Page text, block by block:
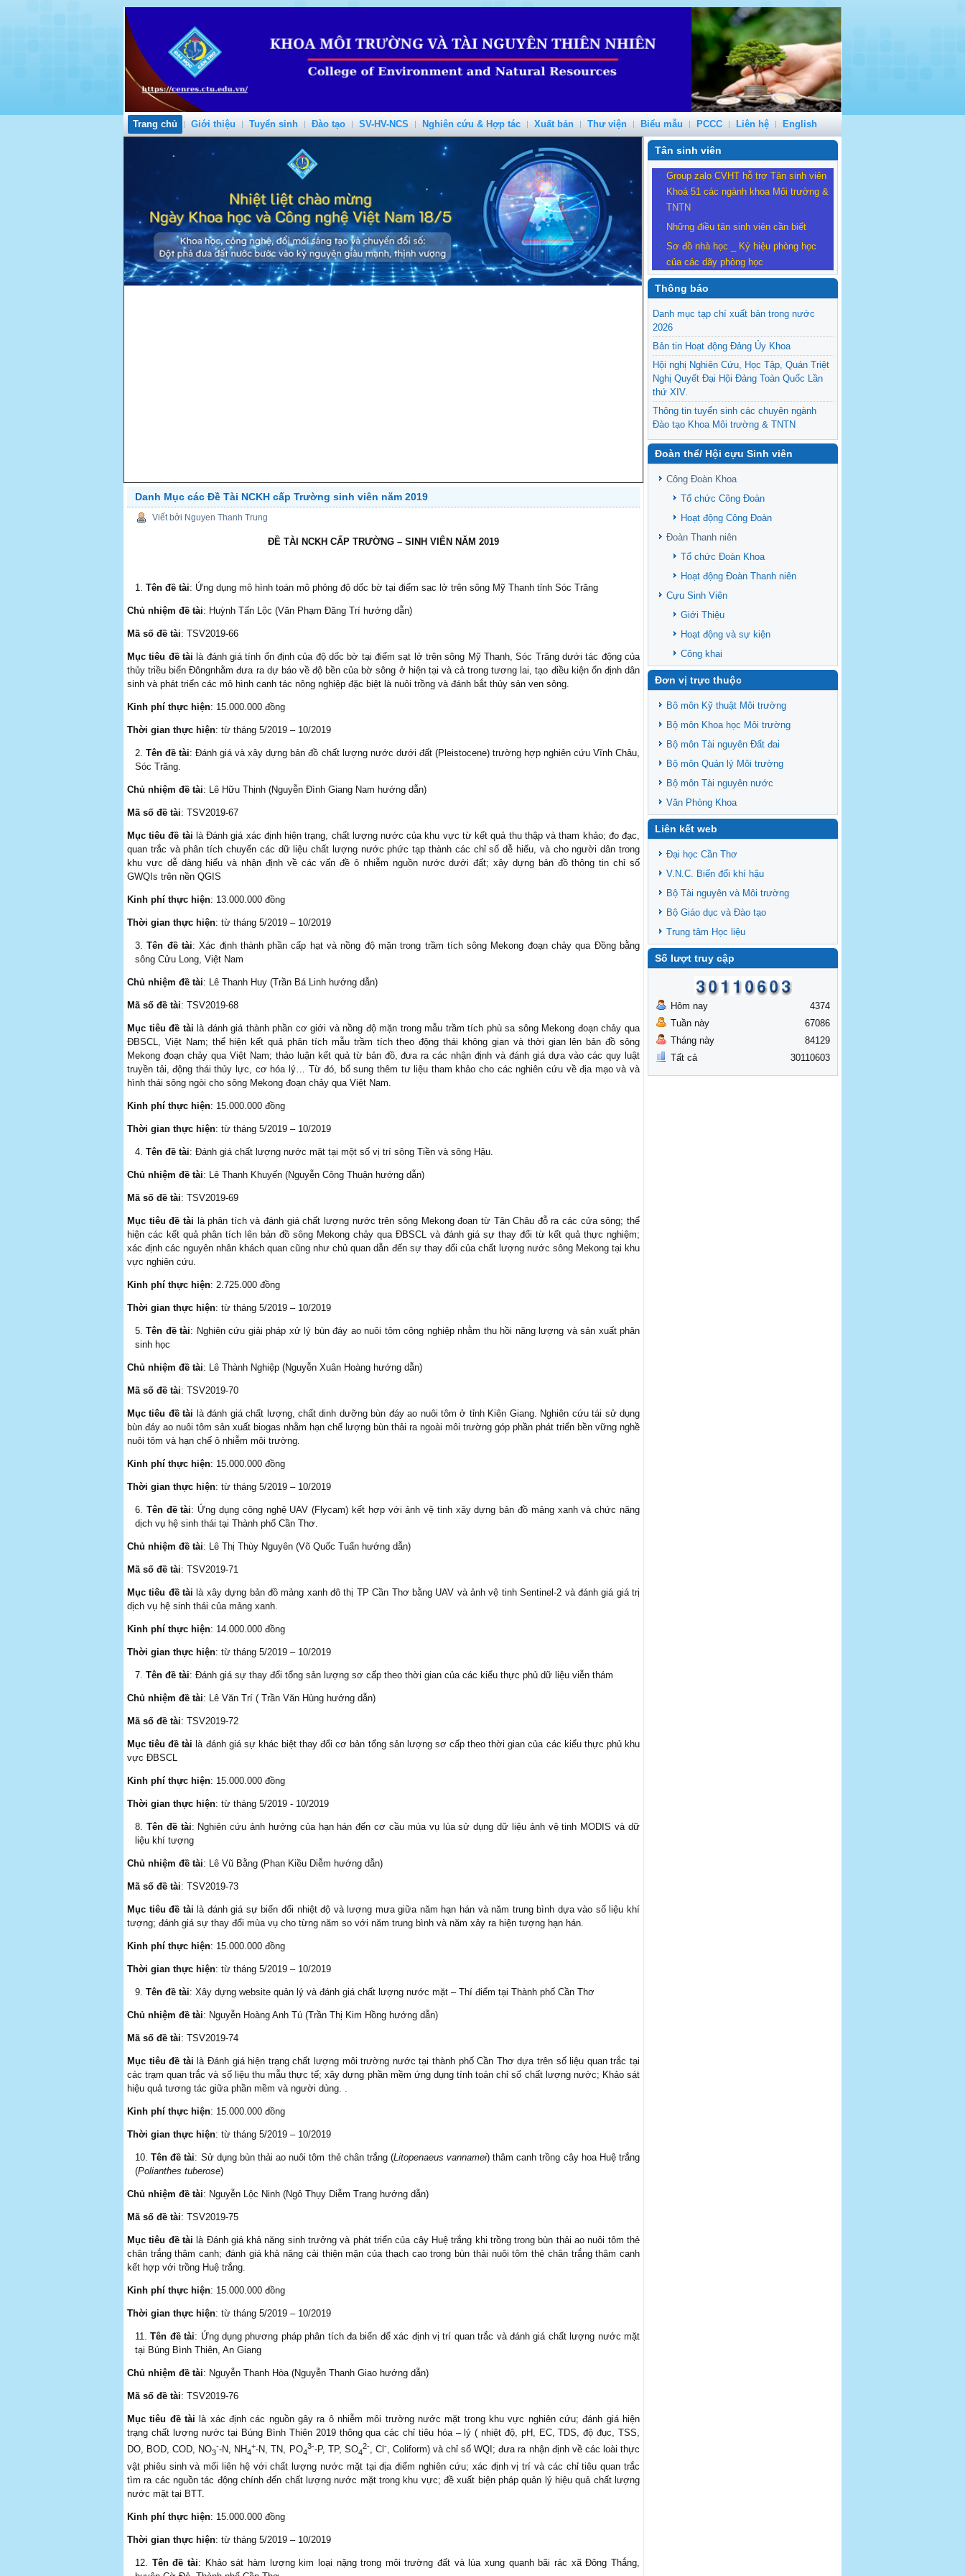
Trang chủ Giới thiệu Tuyển sinh Đào tạo SV-HV-NCS Nghiên cứu & Hợp tác Xuất bản Thư viện Biểu mẫu PCCC Liên hệ English
Danh Mục các Đề Tài NCKH cấp Trường sinh viên năm 2019
Viết bởi Nguyen Thanh Trung
ĐỀ TÀI NCKH CẤP TRƯỜNG – SINH VIÊN NĂM 2019
Tên đề tài: Ứng dụng mô hình toán mô phỏng độ dốc bờ tại điểm sạc lở trên sông Mỹ Thanh tỉnh Sóc Trăng
Chủ nhiệm đề tài: Huỳnh Tấn Lộc (Văn Phạm Đăng Trí hướng dẫn)
Mã số đề tài: TSV2019-66
Mục tiêu đề tài là đánh giá tính ổn định của độ dốc bờ tại điểm sạt lở trên sông Mỹ Thanh, Sóc Trăng dưới tác động của
thủy triều biển Đôngnhằm đưa ra dự báo về độ bền của bờ sông ở hiện tại và cả trong tương lai, tạo điều kiện ổn định dân
sinh và phát triển các mô hình canh tác nông nghiệp đặc biệt là nuôi trồng và đánh bắt thủy sản ven sông.
Kinh phí thực hiện: 15.000.000 đồng
Thời gian thực hiện: từ tháng 5/2019 – 10/2019
Tên đề tài: Đánh giá và xây dựng bản đồ chất lượng nước dưới đất (Pleistocene) trường hợp nghiên cứu Vĩnh Châu,
Sóc Trăng.
Chủ nhiệm đề tài: Lê Hữu Thịnh (Nguyễn Đình Giang Nam hướng dẫn)
Mã số đề tài: TSV2019-67
Mục tiêu đề tài là Đánh giá xác định hiện trạng, chất lượng nước của khu vực từ kết quả thu thập và tham khảo; đo đạc,
quan trắc và phân tích chuyển các dữ liệu chất lượng nước phức tạp thành các chỉ số dễ hiểu, và cho người dân trong
khu vực dễ dàng hiểu và nhận định về các vấn đề ô nhiễm nguồn nước dưới đất; xây dựng bản đồ thông tin chỉ số
GWQIs trên nền QGIS
Kinh phí thực hiện: 13.000.000 đồng
Thời gian thực hiện: từ tháng 5/2019 – 10/2019
Tên đề tài: Xác định thành phần cấp hạt và nồng độ mặn trong trầm tích sông Mekong đoạn chảy qua Đồng bằng
sông Cửu Long, Việt Nam
Chủ nhiệm đề tài: Lê Thanh Huy (Trần Bá Linh hướng dẫn)
Mã số đề tài: TSV2019-68
Mục tiêu đề tài là đánh giá thành phần cơ giới và nồng độ mặn trong mẫu trầm tích phù sa sông Mekong đoạn chảy qua
ĐBSCL, Việt Nam; thể hiện kết quả phân tích mẫu trầm tích theo động thái không gian và thời gian lên bản đồ sông
Mekong đoạn chảy qua Việt Nam; thảo luận kết quả từ bản đồ, đưa ra các nhận định và đánh giá dựa vào các quy luật
truyền tải, động thái thủy lực, cơ hóa lý… Từ đó, bổ sung thêm tư liệu tham khảo cho các nghiên cứu về địa mạo và và
hình thái sông ngòi cho sông Mekong đoạn chảy qua Việt Nam.
Kinh phí thực hiện: 15.000.000 đồng
Thời gian thực hiện: từ tháng 5/2019 – 10/2019
Tên đề tài: Đánh giá chất lượng nước mặt tại một số vị trí sông Tiền và sông Hậu.
Chủ nhiệm đề tài: Lê Thanh Khuyến (Nguyễn Công Thuận hướng dẫn)
Mã số đề tài: TSV2019-69
Mục tiêu đề tài là phân tích và đánh giá chất lượng nước trên sông Mekong đoạn từ Tân Châu đỗ ra các cửa sông; thể
hiện các kết quả phân tích lên bản đồ sông Mekong chảy qua ĐBSCL và đánh giá sự thay đổi từ kết quả thực nghiệm;
xác định các nguyên nhân khách quan cũng như chủ quan dẫn đến sự thay đổi của chất lượng nước sông Mekong tại khu
vực nghiên cứu.
Kinh phí thực hiện: 2.725.000 đồng
Thời gian thực hiện: từ tháng 5/2019 – 10/2019
Tên đề tài: Nghiên cứu giải pháp xử lý bùn đáy ao nuôi tôm công nghiệp nhằm thu hồi năng lượng và sản xuất phân
sinh học
Chủ nhiệm đề tài: Lê Thành Nghiệp (Nguyễn Xuân Hoàng hướng dẫn)
Mã số đề tài: TSV2019-70
Mục tiêu đề tài là đánh giá chất lượng, chất dinh dưỡng bùn đáy ao nuôi tôm ở tỉnh Kiên Giang. Nghiên cứu tái sử dụng
bùn đáy ao nuôi tôm sản xuất biogas nhằm hạn chế lượng bùn thải ra ngoài môi trường góp phần phát triển bền vững nghề
nuôi tôm và hạn chế ô nhiễm môi trường.
Kinh phí thực hiện: 15.000.000 đồng
Thời gian thực hiện: từ tháng 5/2019 – 10/2019
Tên đề tài: Ứng dụng công nghệ UAV (Flycam) kết hợp với ảnh vệ tinh xây dựng bản đồ mảng xanh và chức năng
dịch vụ hệ sinh thái tại Thành phố Cần Thơ.
Chủ nhiệm đề tài: Lê Thị Thùy Nguyên (Võ Quốc Tuấn hướng dẫn)
Mã số đề tài: TSV2019-71
Mục tiêu đề tài là xây dựng bản đồ mảng xanh đô thị TP Cần Thơ bằng UAV và ảnh vệ tinh Sentinel-2 và đánh giá giá trị
dịch vụ hệ sinh thái của mảng xanh.
Kinh phí thực hiện: 14.000.000 đồng
Thời gian thực hiện: từ tháng 5/2019 – 10/2019
Tên đề tài: Đánh giá sự thay đổi tổng sản lượng sơ cấp theo thời gian của các kiểu thực phủ dữ liệu viễn thám
Chủ nhiệm đề tài: Lê Văn Trí ( Trần Văn Hùng hướng dẫn)
Mã số đề tài: TSV2019-72
Mục tiêu đề tài là đánh giá sự khác biệt thay đổi cơ bản tổng sản lượng sơ cấp theo thời gian của các kiểu thực phủ khu
vực ĐBSCL
Kinh phí thực hiện: 15.000.000 đồng
Thời gian thực hiện: từ tháng 5/2019 - 10/2019
Tên đề tài: Nghiên cứu ảnh hưởng của hạn hán đến cơ cầu mùa vụ lúa sử dụng dữ liệu ảnh vệ tinh MODIS và dữ
liệu khí tượng
Chủ nhiệm đề tài: Lê Vũ Bằng (Phan Kiều Diễm hướng dẫn)
Mã số đề tài: TSV2019-73
Mục tiêu đề tài là đánh giá sự biến đổi nhiệt độ và lượng mưa giữa năm hạn hán và năm trung bình dựa vào số liệu khí
tượng; đánh giá sự thay đổi mùa vụ cho từng năm so với năm trung bình và năm xảy ra hiện tượng hạn hán.
Kinh phí thực hiện: 15.000.000 đồng
Thời gian thực hiện: từ tháng 5/2019 – 10/2019
Tên đề tài: Xây dựng website quản lý và đánh giá chất lượng nước mặt – Thí điểm tại Thành phố Cần Thơ
Chủ nhiệm đề tài: Nguyễn Hoàng Anh Tú (Trần Thị Kim Hồng hướng dẫn)
Mã số đề tài: TSV2019-74
Mục tiêu đề tài là Đánh giá hiện trạng chất lượng môi trường nước tại thành phố Cần Thơ dựa trên số liệu quan trắc tại
các trạm quan trắc và số liệu thu mẫu thực tế; xây dựng phần mềm ứng dụng tính toán chỉ số chất lượng nước; Khảo sát
hiệu quả tương tác giữa phần mềm và người dùng. .
Kinh phí thực hiện: 15.000.000 đồng
Thời gian thực hiện: từ tháng 5/2019 – 10/2019
Tên đề tài: Sử dụng bùn thải ao nuôi tôm thẻ chân trắng (Litopenaeus vannamei) thâm canh trồng cây hoa Huệ trắng
(Polianthes tuberose)
Chủ nhiệm đề tài: Nguyễn Lộc Ninh (Ngô Thụy Diễm Trang hướng dẫn)
Mã số đề tài: TSV2019-75
Mục tiêu đề tài là Đánh giá khả năng sinh trưởng và phát triển của cây Huệ trắng khi trồng trong bùn thải ao nuôi tôm thẻ
chân trắng thâm canh; đánh giá khả năng cải thiện mặn của thạch cao trong bùn thải nuôi tôm thẻ chân trắng thâm canh
kết hợp với trồng Huệ trắng.
Kinh phí thực hiện: 15.000.000 đồng
Thời gian thực hiện: từ tháng 5/2019 – 10/2019
Tên đề tài: Ứng dụng phương pháp phân tích đa biến để xác định vị trí quan trắc và đánh giá chất lượng nước mặt
tại Búng Bình Thiên, An Giang
Chủ nhiệm đề tài: Nguyễn Thanh Hòa (Nguyễn Thanh Giao hướng dẫn)
Mã số đề tài: TSV2019-76
Mục tiêu đề tài là xác định các nguồn gây ra ô nhiễm môi trường nước mặt trong khu vực nghiên cứu; đánh giá hiện
trạng chất lượng nước tại Búng Bình Thiên 2019 thông qua các chỉ tiêu hóa – lý ( nhiệt độ, pH, EC, TDS, độ đục, TSS,
DO, BOD, COD, NO3
--N, NH4
+-N, TN, PO4
3--P, TP, SO4
2-, Cl -, Coliform) và chỉ số WQI; đưa ra nhận định về các loài thực
vật phiêu sinh và mối liên hệ với chất lượng nước mặt tại địa điểm nghiên cứu; xác định vị trí và các chỉ tiêu quan trắc
tìm ra các nguồn tác động chính đến chất lượng nước mặt trong khu vực; đề xuất biện pháp quản lý hiệu quả chất lượng
nước mặt tại BTT.
Kinh phí thực hiện: 15.000.000 đồng
Thời gian thực hiện: từ tháng 5/2019 – 10/2019
Tên đề tài: Khảo sát hàm lượng kim loại nặng trong môi trường đất và lúa xung quanh bãi rác xã Đông Thắng,
Tân sinh viên
Group zalo CVHT hỗ trợ Tân sinh viên
Khoá 51 các ngành khoa Môi trường &
TNTN
Những điều tân sinh viên cần biết
Sơ đồ nhà học _ Ký hiệu phòng học
của các dãy phòng học
Thông báo
Danh mục tạp chí xuất bản trong nước
2026
Bản tin Hoạt động Đảng Ủy Khoa
Hội nghị Nghiên Cứu, Học Tập, Quán Triệt
Nghị Quyết Đại Hội Đảng Toàn Quốc Lần
thứ XIV.
Thông tin tuyển sinh các chuyên ngành
Đào tạo Khoa Môi trường & TNTN
Feasibility evaluation of using cattle
manure for biogas production: A case study
Vietnamese Mekong Delta
Sediment properties in flood-based farming
systems in the Vietnamese upstream
Văn bản - Quy định
Ban chấp hành Đảng bộ khoa
Đoàn thể/ Hội cựu Sinh viên
Công Đoàn Khoa
Tổ chức Công Đoàn
Hoạt động Công Đoàn
Đoàn Thanh niên
Tổ chức Đoàn Khoa
Hoạt động Đoàn Thanh niên
Cựu Sinh Viên
Giới Thiệu
Hoạt động và sự kiện
Công khai
Đơn vị trực thuộc
Bô môn Kỹ thuật Môi trường
Bộ môn Khoa học Môi trường
Bộ môn Tài nguyên Đất đai
Bộ môn Quản lý Môi trường
Bộ môn Tài nguyên nước
Văn Phòng Khoa
Liên kết web
Đại học Cần Thơ
V.N.C. Biến đổi khí hậu
Bộ Tài nguyên và Môi trường
Bộ Giáo dục và Đào tạo
Trung tâm Học liệu
Số lượt truy cập
Hôm nay
Tuần này
Tháng này
Tất cả
4374
67086
84129
30110603